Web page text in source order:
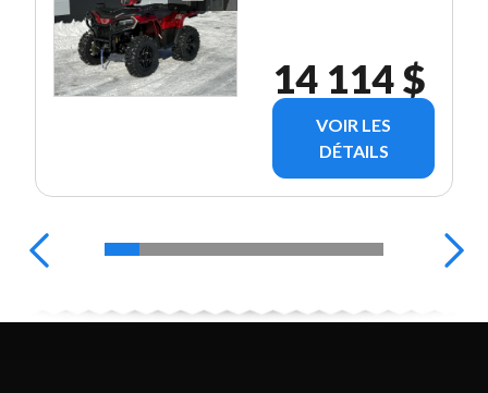
14 114 $
VOIR LES
DÉTAILS